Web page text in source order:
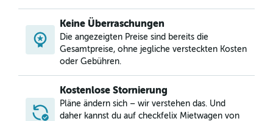
Mietwagen in Bulgwang-dong, Seoul
Mietwagen in Chang-dong, Seoul
Mietwagen in Changcheon-dong, Seoul
Keine Überraschungen
Die angezeigten Preise sind bereits die
Gesamtpreise, ohne jegliche versteckten Kosten
oder Gebühren.
Kostenlose Stornierung
Pläne ändern sich – wir verstehen das. Und
daher kannst du auf checkfelix Mietwagen von